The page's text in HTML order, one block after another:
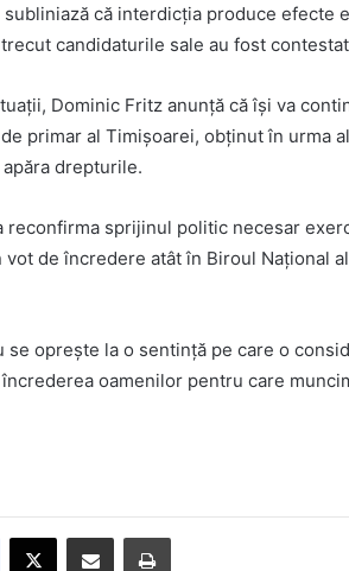
subliniază că interdicția produce efecte
candidaturile sale au fost
Dominic Fritz anunță că își va
primar al Timișoarei, obținut în urma
drepturile.
reconfirma sprijinul politic necesar
vot de încredere atât în Biroul Național
se oprește la o sentință pe care o
oamenilor pentru care